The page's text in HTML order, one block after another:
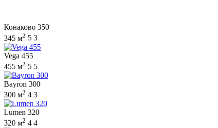
Конаково 350
345 м2 5 3
Vega 455
455 м2 5 5
Bayron 300
300 м2 4 3
Lumen 320
320 м2 4 4